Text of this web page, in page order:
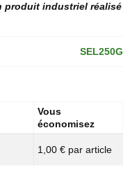
produit industriel réalisé
SEL250G
Vous
économisez
1,00 € par article